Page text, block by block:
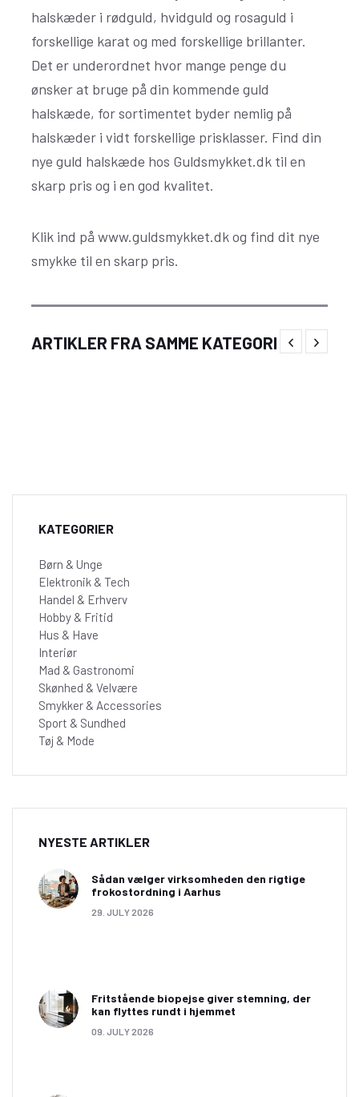
halskæder i rødguld, hvidguld og rosaguld i
forskellige karat og med forskellige brillanter.
Det er underordnet hvor mange penge du
ønsker at bruge på din kommende guld
halskæde, for sortimentet byder nemlig på
halskæder i vidt forskellige prisklasser. Find din
nye guld halskæde hos Guldsmykket.dk til en
skarp pris og i en god kvalitet.
Klik ind på www.guldsmykket.dk og find dit nye
smykke til en skarp pris.
ARTIKLER FRA SAMME KATEGORI
Studio Z smykker fra Guldsmed Østergaard-
skandinavisk elegance
KATEGORIER
Børn & Unge
Elektronik & Tech
Handel & Erhverv
Hobby & Fritid
Hus & Have
Interiør
Mad & Gastronomi
Skønhed & Velvære
Smykker & Accessories
Sport & Sundhed
Tøj & Mode
NYESTE ARTIKLER
Sådan vælger virksomheden den rigtige
frokostordning i Aarhus
29. JULY 2026
Fritstående biopejse giver stemning, der
kan flyttes rundt i hjemmet
09. JULY 2026